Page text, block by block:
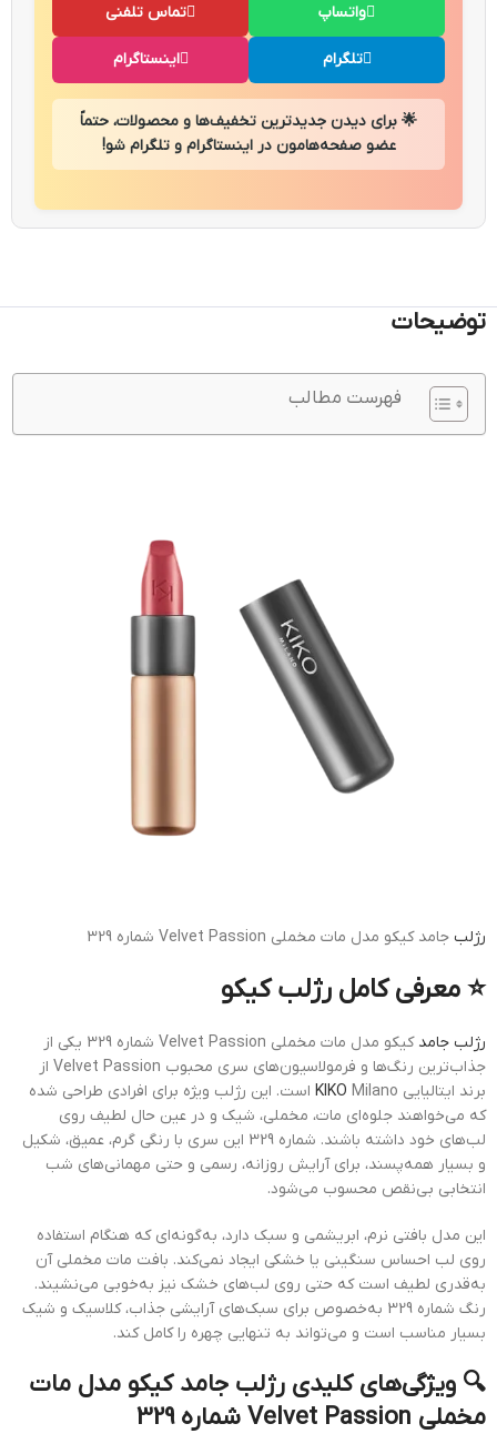
تماس تلفنی واتساپ
اینستاگرام تلگرام
🌟 برای دیدن جدیدترین تخفیف‌ها و محصولات، حتماً
عضو صفحه‌هامون در اینستاگرام و تلگرام شو!
توضیحات
فهرست مطالب
رژلب جامد کیکو مدل مات مخملی Velvet Passion شماره 329
⭐ معرفی کامل رژلب کیکو
رژلب جامد
کیکو مدل مات مخملی Velvet Passion شماره 329 یکی از
جذاب‌ترین رنگ‌ها و فرمولاسیون‌های سری محبوب Velvet Passion از
برند ایتالیایی
KIKO Milano است. این رژلب ویژه برای افرادی طراحی شده
که می‌خواهند جلوه‌ای مات، مخملی، شیک و در عین حال لطیف روی
لب‌های خود داشته باشند. شماره 329 این سری با رنگی گرم، عمیق، شکیل
و بسیار همه‌پسند، برای آرایش روزانه، رسمی و حتی مهمانی‌های شب
انتخابی بی‌نقص محسوب می‌شود.
این مدل بافتی نرم، ابریشمی و سبک دارد، به‌گونه‌ای که هنگام استفاده
روی لب احساس سنگینی یا خشکی ایجاد نمی‌کند. بافت مات مخملی آن
به‌قدری لطیف است که حتی روی لب‌های خشک نیز به‌خوبی می‌نشیند.
رنگ شماره 329 به‌خصوص برای سبک‌های آرایشی جذاب، کلاسیک و شیک
بسیار مناسب است و می‌تواند به تنهایی چهره را کامل کند.
🔍 ویژگی‌های کلیدی رژلب جامد کیکو مدل مات
مخملی Velvet Passion شماره 329